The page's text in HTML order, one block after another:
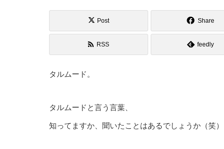
Post Share
RSS feedly
タルムード。
タルムードと言う言葉、
知ってますか、聞いたことはあるでしょうか（笑）